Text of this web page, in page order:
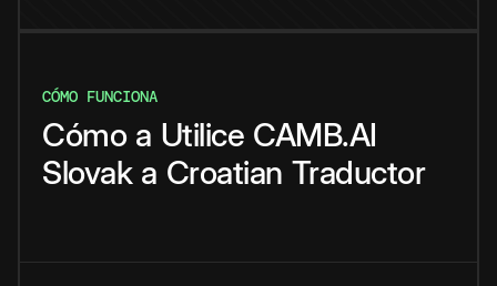
CÓMO FUNCIONA
Cómo a Utilice CAMB.AI
Slovak a Croatian Traductor